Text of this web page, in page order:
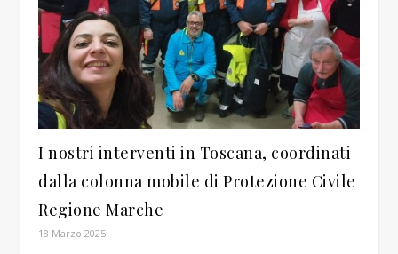
I nostri interventi in Toscana, coordinati
dalla colonna mobile di Protezione Civile
Regione Marche
18 Marzo 2025